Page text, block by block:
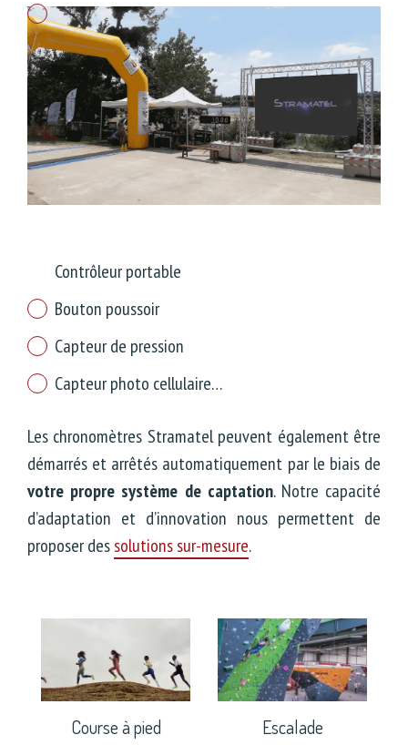
Contrôleur portable
Bouton poussoir
Capteur de pression
Capteur photo cellulaire…
Les chronomètres Stramatel peuvent également être
démarrés et arrêtés automatiquement par le biais de
votre propre système de captation. Notre capacité
d’adaptation et d’innovation nous permettent de
proposer dessolutions sur-mesure.
Course à pied Escalade